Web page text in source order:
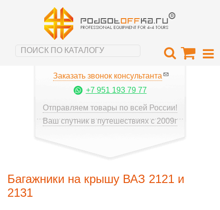
Заказать звонок консультанта
+7 951 193 79 77
Отправляем товары по всей России!
Ваш спутник в путешествиях с 2009г
Багажники на крышу ВАЗ 2121 и
2131